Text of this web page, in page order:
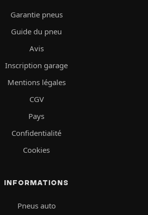
Garantie pneus
Guide du pneu
Avis
Inscription garage
Mentions légales
CGV
Pays
Confidentialité
Cookies
INFORMATIONS
Pneus auto